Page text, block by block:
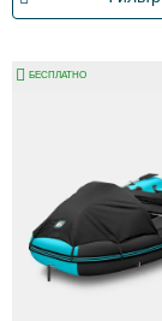
БЕСПЛАТНО